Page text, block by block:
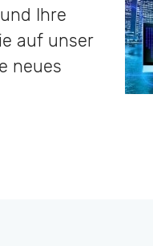
Ihre
auf unser
neues